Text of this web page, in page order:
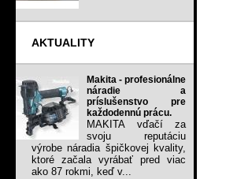
AKTUALITY
Makita - profesionálne
náradie a
príslušenstvo pre
každodennú prácu.
MAKITA vďačí za
svoju reputáciu
výrobe náradia špičkovej kvality,
ktoré začala vyrábať pred viac
ako 87 rokmi, keď v...